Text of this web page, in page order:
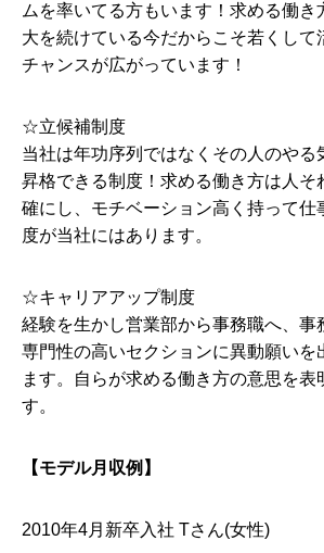
ムを率いてる方もいます！求める働き
大を続けている今だからこそ若くして
チャンスが広がっています！
☆立候補制度
当社は年功序列ではなくその人のやる
昇格できる制度！求める働き方は人そ
確にし、モチベーション高く持って仕
度が当社にはあります。
☆キャリアアップ制度
経験を生かし営業部から事務職へ、事
専門性の高いセクションに異動願いを
ます。自らが求める働き方の意思を表
す。
【モデル月収例】
2010年4月新卒入社 Tさん(女性)